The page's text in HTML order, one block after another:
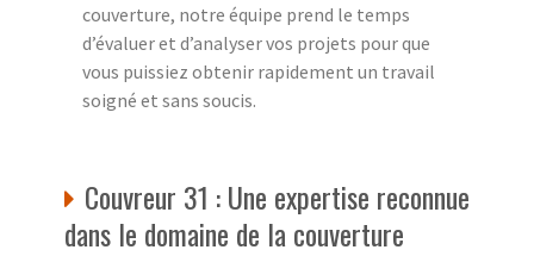
couverture, notre équipe prend le temps
d’évaluer et d’analyser vos projets pour que
vous puissiez obtenir rapidement un travail
soigné et sans soucis.
Couvreur 31 : Une expertise reconnue
dans le domaine de la couverture